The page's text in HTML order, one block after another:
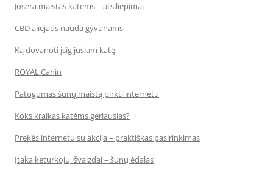
Josera maistas katėms – atsiliepimai
CBD aliejaus nauda gyvūnams
Ką dovanoti įsigijusiam katę
ROYAL Canin
Patogumas šunų maistą pirkti internetu
Koks kraikas katėms geriausias?
Prekės internetu su akcija – praktiškas pasirinkimas
Įtaka keturkojų išvaizdai – šunų ėdalas